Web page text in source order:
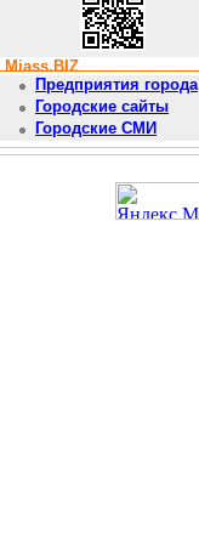
Miass.BIZ
Предприятия города
Городские сайты
Городские СМИ